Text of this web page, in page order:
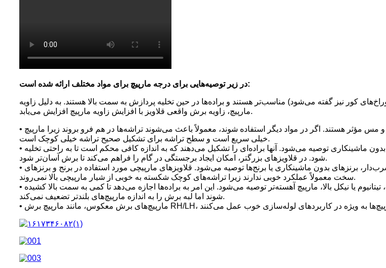
در زیر توصیه‌هایی برای درجه مارپیچ برای مواد مختلف ارائه شده است:
کور نیز گفته می‌شود) مناسب‌تر هستند و براده‌ها در حین تخلیه پردازش به سمت بالا هستند. به دلیل زاویه
مارپیچ، زاویه برش واقعی قلاویز با افزایش زاویه مارپیچ افزایش می‌یابد.
• شیارهای مارپیچی بلند ۴۵ درجه و بالاتر - برای مواد بسیار شکل‌پذیر مانند آلومینیوم و مس مؤثر هستند. اگر در مواد دیگر استفاده شوند، معمولاً باعث می‌شوند تراشه‌ها در هم فرو بروند زیرا مارپیچ
خیلی سریع است و سطح تراشه برای تشکیل صحیح تراشه خیلی کوچک است.
• شیارهای مارپیچی ۳۸ تا ۴۲ درجه - برای فولاد کربن متوسط ​​تا زیاد یا فولاد ضد زنگ بدون ماشینکاری توصیه می‌شود. آنها براده‌ای را تشکیل می‌دهند که به اندازه کافی محکم است تا به راحتی تخلیه
شود. در قلاویزهای بزرگتر، امکان ایجاد برجستگی در گام را فراهم می‌کند تا برش آسان‌تر شود.
• شیارهای مارپیچی ۲۵ تا ۳۵ درجه - برای ماشینکاری آزاد، فولادهای کم سرب یا سرب‌دار، برنزهای بدون ماشینکاری یا برنج‌ها توصیه می‌شود. قلاویزهای مارپیچی مورد استفاده در برنج و برنزهای
سخت معمولاً عملکرد خوبی ندارند زیرا تراشه‌های کوچک شکسته به خوبی از شیار مارپیچی بالا نمی‌روند.
• شیارهای مارپیچی ۵ تا ۲۰ درجه – برای مواد سخت‌تر مانند برخی از آلیاژهای ضد زنگ، تیتانیوم یا نیکل بالا، مارپیچ آهسته‌تر توصیه می‌شود. این امر به براده‌ها اجازه می‌دهد تا کمی به سمت بالا کشیده
شوند اما لبه برش را به اندازه مارپیچ‌های بلندتر تضعیف نمی‌کند.